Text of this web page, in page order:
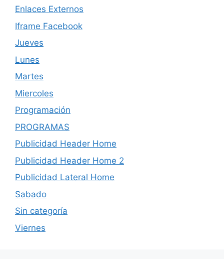
Enlaces Externos
Iframe Facebook
Jueves
Lunes
Martes
Miercoles
Programación
PROGRAMAS
Publicidad Header Home
Publicidad Header Home 2
Publicidad Lateral Home
Sabado
Sin categoría
Viernes